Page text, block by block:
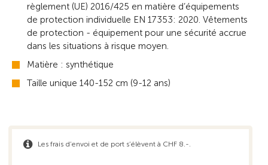
règlement (UE) 2016/425 en matière d’équipements
de protection individuelle EN 17353: 2020. Vêtements
de protection - équipement pour une sécurité accrue
dans les situations à risque moyen.
Matière : synthétique
Taille unique 140-152 cm (9-12 ans)
Les frais d’envoi et de port s’élèvent à CHF 8.-.